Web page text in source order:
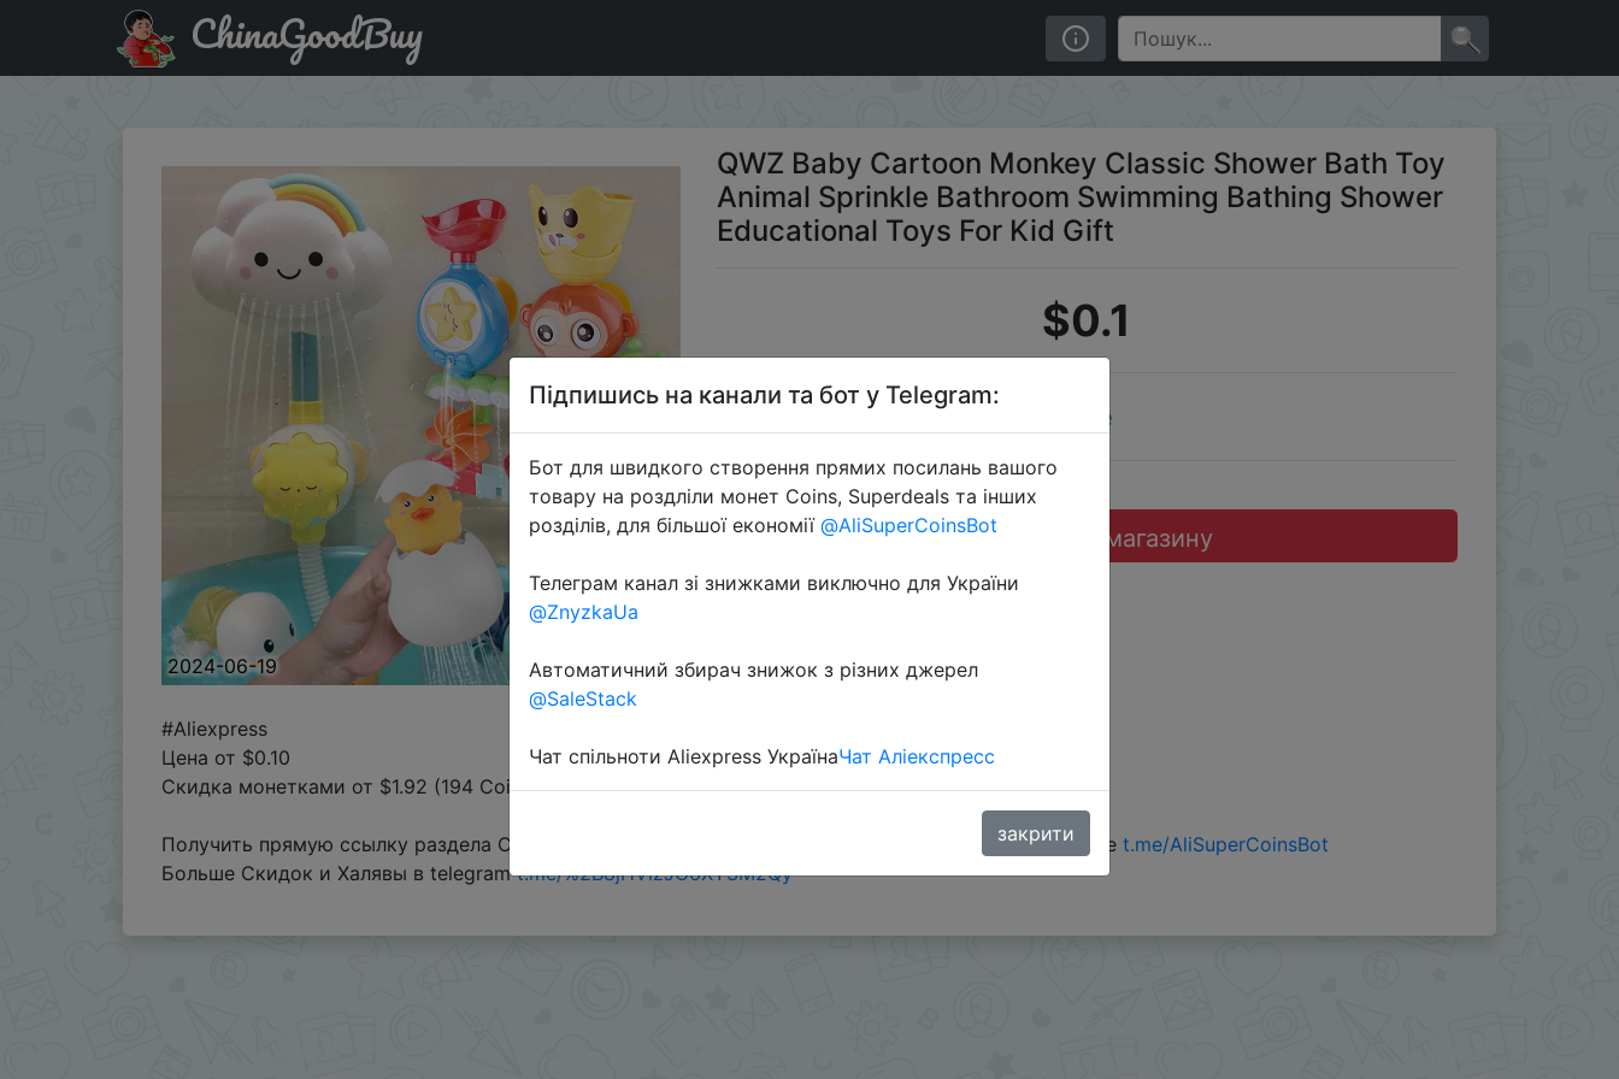
Придбати QWZ Baby Cartoon Monkey Classic Shower Bath Toy Animal Sprinkle Bathroom Swimming Bathing Shower Educational Toys For Kid Gift
ChinaGoodBuy
2024-06-19
QWZ Baby Cartoon Monkey Classic Shower Bath Toy
Animal Sprinkle Bathroom Swimming Bathing Shower
Educational Toys For Kid Gift
$0.1
Sale
Перейти до магазину
#Aliexpress
Цена от $0.10
Скидка монетками от $1.92 (194 Coins) в приложении.
Получить прямую ссылку раздела Coins или SuperDeals на интересующий вас товар можно в боте t.me/AliSuperCoinsBot
Больше Скидок и Халявы в telegramt.me/%2B8jHVizJO6XY3M2Qy
Підпишись на канали та бот у Telegram:
Бот для швидкого створення прямих посилань вашого
товару на роздліли монет Coins, Superdeals та інших
розділів, для більшої економії @AliSuperCoinsBot
Телеграм канал зі знижками виключно для України
@ZnyzkaUa
Автоматичний збирач знижок з різних джерел
@SaleStack
Чат спільноти Aliexpress УкраїнаЧат Аліекспресс
закрити